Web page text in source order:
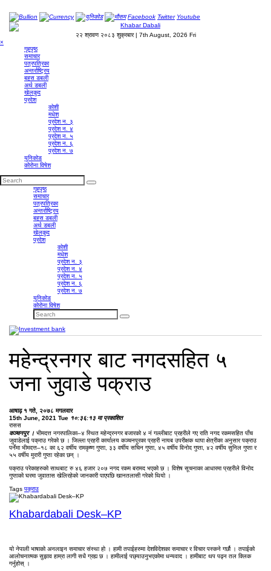
Bullion Currency युनिकोड मौसम Facebook Twitter Youtube
२२ श्रावण २०८३ शुक्रबार | 7th August, 2026 Fri
×
गृहपृष्‍ठ
समाचार
पत्रपत्रिका
अन्तर्राष्ट्रिय
बहस डबली
अर्थ डबली
खेलकुद
प्रदेश
कोशी
मधेश
प्रदेश न. ३
प्रदेश न. ४
प्रदेश न. ५
प्रदेश न. ६
प्रदेश न. ७
युनिकोड
कोरोना विषेश
गृहपृष्‍ठ
समाचार
पत्रपत्रिका
अन्तर्राष्ट्रिय
बहस डबली
अर्थ डबली
खेलकुद
प्रदेश
कोशी
मधेश
प्रदेश न. ३
प्रदेश न. ४
प्रदेश न. ५
प्रदेश न. ६
प्रदेश न. ७
युनिकोड
कोरोना विषेश
महेन्द्रनगर बाट नगदसहित ५
जना जुवाडे पक्राउ
आषाढ़ १ गते, २०७८ मगलवार
15th June, 2021 Tue १०:३६:१३ मा प्रकाशित
रासस
कञ्चनपुर । भीमदत्त नगरपालिका–४ स्थित महेन्द्रनगर बजारको ४ नं गल्लीबाट प्रहरीले गए राति नगद रकमसहित पाँच
जुवाडेलाई पक्राउ गरेको छ । जिल्ला प्रहरी कार्यालय कञ्चनपुरका प्रहरी नायब उपरीक्षक थापा क्षेत्रीका अनुसार पक्राउ
पर्नेमा भीमदत्त–१८ का ६२ वर्षीय रामकृष्ण गुप्ता, ३३ वर्षीय सचिन गुप्ता, ४५ वर्षीय विनोद गुप्ता, ४२ वर्षीय सुनिल गुप्ता र
५५ वर्षीय मुरारी गुप्ता रहेका छन् ।
पक्राउ परेकाहरुको साथबाट रु ४६ हजार २०७ नगद रकम बरामद भएको छ । विशेष सूचनाका आधारमा प्रहरीले विनोद
गुप्ताको घरमा जुवातास खेलिरहेको जानकारी पाएपछि खानतलासी गरेको थियो ।
Tags पक्राउ
Khabardabali Desk–KP
यो नेपाली भाषाको अनलाइन समाचार संस्था हो । हामी तपाईहरुमा देशविदेशका समाचार र विचार पस्कने गर्छौ । तपाईको
आलोचनात्मक सुझाव हाम्रा लागी सधै ग्रह्य छ । हामीलाई पछ्याउनुभएकोमा धन्यवाद । हामीबाट थप पढ्न तल क्लिक
गर्नुहोस् ।